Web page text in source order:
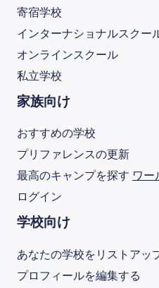
寄宿学校
インターナショナルスクー
オンラインスクール
私立学校
家族向け
おすすめの学校
プリファレンスの更新
最高のキャンプを探す ワー
ログイン
学校向け
あなたの学校をリストアッ
プロフィールを編集する